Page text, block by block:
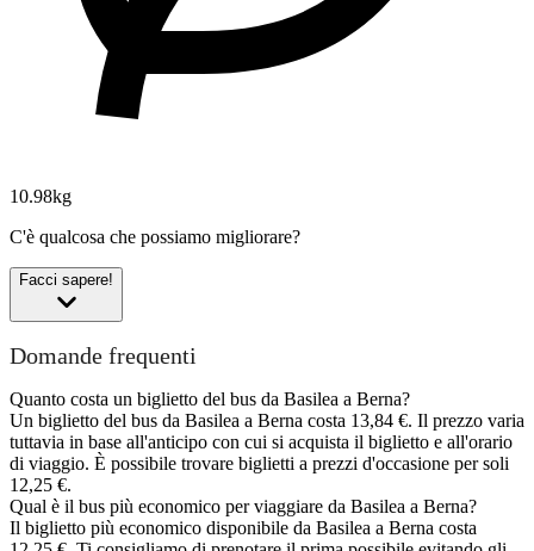
10.98kg
C'è qualcosa che possiamo migliorare?
Facci sapere!
Domande frequenti
Quanto costa un biglietto del bus da Basilea a Berna?
Un biglietto del bus da Basilea a Berna costa 13,84 €. Il prezzo varia
tuttavia in base all'anticipo con cui si acquista il biglietto e all'orario
di viaggio. È possibile trovare biglietti a prezzi d'occasione per soli
12,25 €.
Qual è il bus più economico per viaggiare da Basilea a Berna?
Il biglietto più economico disponibile da Basilea a Berna costa